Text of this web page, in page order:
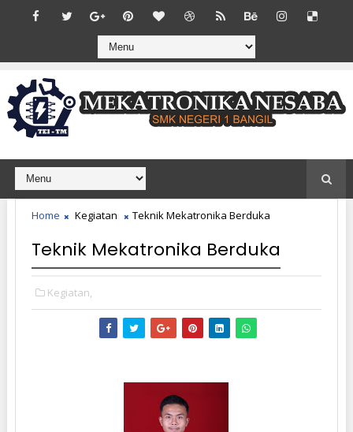
Home Kegiatan Teknik Mekatronika Berduka
Teknik Mekatronika Berduka
Kegiatan,